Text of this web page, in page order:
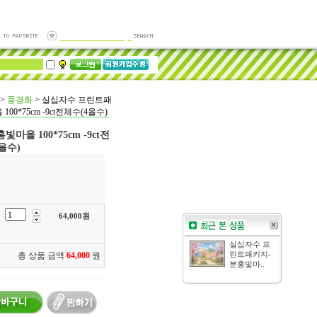
> 풍경화 > 실십자수 프린트패
100*75cm -9ct전체수(4올수)
마을 100*75cm -9ct전
수)
64,000원
총 상품 금액 64,000 원
실십자수 프
린트패키지-
분홍빛마..